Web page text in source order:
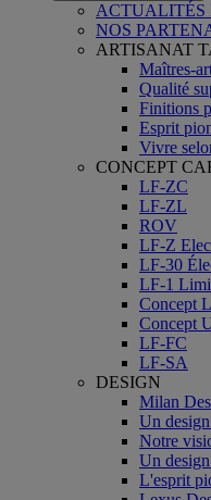
ACTUALITÉS
NOS
ARTISANAT
Maîtres-
Qualité
Finitions
Esprit
Vivre
CONCEPT
LF-ZC
LF-ZL
ROV
LF-Z
LF-30
LF-1
Concept
Concept
LF-FC
LF-SA
DESIGN
Milan
Un
Notre
Un
L'esprit